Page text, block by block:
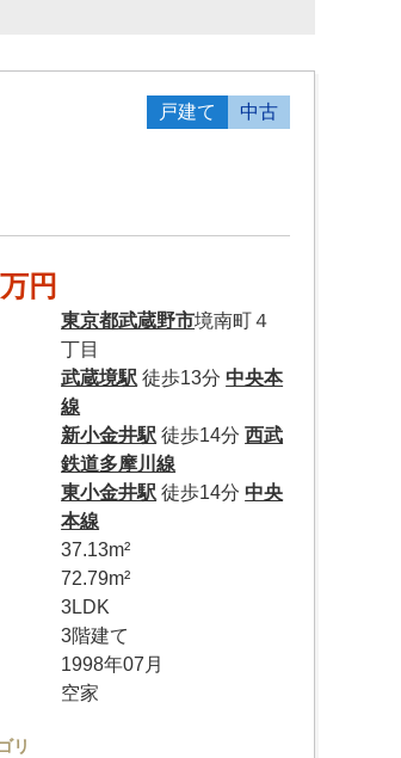
戸建て 中古
円
東京都武蔵野市境南町４
丁目
武蔵境駅 徒歩13分 中央本
線
新小金井駅 徒歩14分西武
鉄道多摩川線
東小金井駅 徒歩14分 中央
本線
37.13m²
72.79m²
3LDK
3階建て
1998年07月
空家
リ